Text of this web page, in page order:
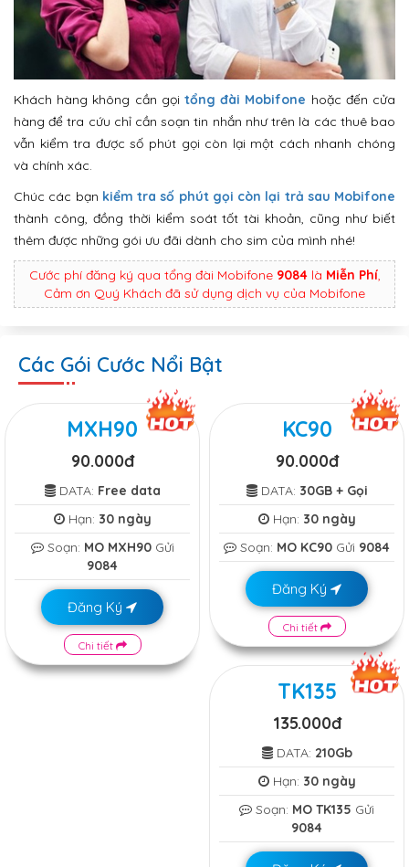
Khách hàng không cần gọi tổng đài Mobifone hoặc đến cửa
hàng để tra cứu chỉ cần soạn tin nhắn như trên là các thuê bao
vẫn kiểm tra được số phút gọi còn lại một cách nhanh chóng
và chính xác.
Chúc các bạn kiểm tra số phút gọi còn lại trả sau Mobifone
thành công, đồng thời kiểm soát tốt tài khoản, cũng như biết
thêm được những gói ưu đãi dành cho sim của mình nhé!
Cước phí đăng ký qua tổng đài Mobifone 9084là Miễn Phí,
Cảm ơn Quý Khách đã sử dụng dịch vụ của Mobifone
Các Gói Cước Nổi Bật
MXH90
90.000đ
DATA: Free data
Hạn: 30 ngày
Soạn: MO MXH90Gửi
9084
Đăng Ký
Chi tiết
KC90
90.000đ
DATA: 30GB + Gọi
Hạn: 30 ngày
Soạn: MO KC90 Gửi 9084
Đăng Ký
Chi tiết
TK135
135.000đ
DATA: 210Gb
Hạn: 30 ngày
Soạn: MO TK135 Gửi
9084